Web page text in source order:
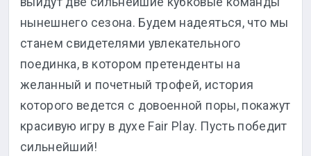
нынешнего сезона. Будем надеяться, что мы
станем свидетелями увлекательного
поединка, в котором претенденты на
желанный и почетный трофей, история
которого ведется с довоенной поры, покажут
красивую игру в духе Fair Play. Пусть победит
сильнейший!